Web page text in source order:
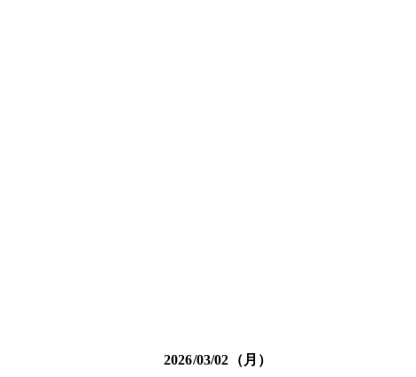
2026/03/02（月）